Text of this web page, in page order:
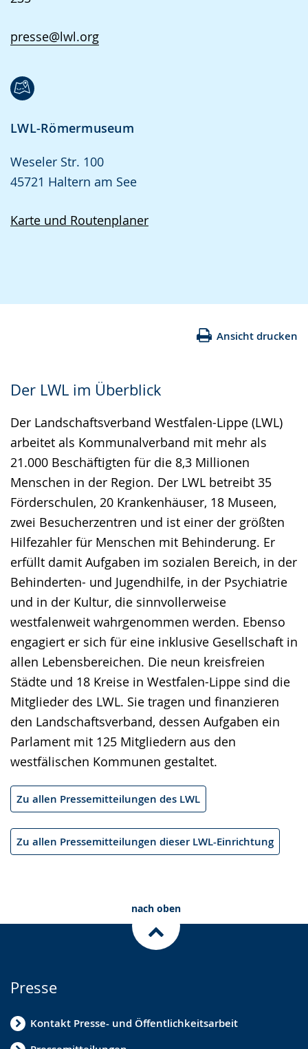
presse@lwl.org
LWL-Römermuseum
Weseler Str. 100
45721 Haltern am See
Karte und Routenplaner
Ansicht drucken
Der LWL im Überblick
Der Landschaftsverband Westfalen-Lippe (LWL)
arbeitet als Kommunalverband mit mehr als
21.000 Beschäftigten für die 8,3 Millionen
Menschen in der Region. Der LWL betreibt 35
Förderschulen, 20 Krankenhäuser, 18 Museen,
zwei Besucherzentren und ist einer der größten
Hilfezahler für Menschen mit Behinderung. Er
erfüllt damit Aufgaben im sozialen Bereich, in der
Behinderten- und Jugendhilfe, in der Psychiatrie
und in der Kultur, die sinnvollerweise
westfalenweit wahrgenommen werden. Ebenso
engagiert er sich für eine inklusive Gesellschaft in
allen Lebensbereichen. Die neun kreisfreien
Städte und 18 Kreise in Westfalen-Lippe sind die
Mitglieder des LWL. Sie tragen und finanzieren
den Landschaftsverband, dessen Aufgaben ein
Parlament mit 125 Mitgliedern aus den
westfälischen Kommunen gestaltet.
Zu allen Pressemitteilungen des LWL
Zu allen Pressemitteilungen dieser LWL-Einrichtung
nach oben
Presse
Kontakt Presse- und Öffentlichkeitsarbeit